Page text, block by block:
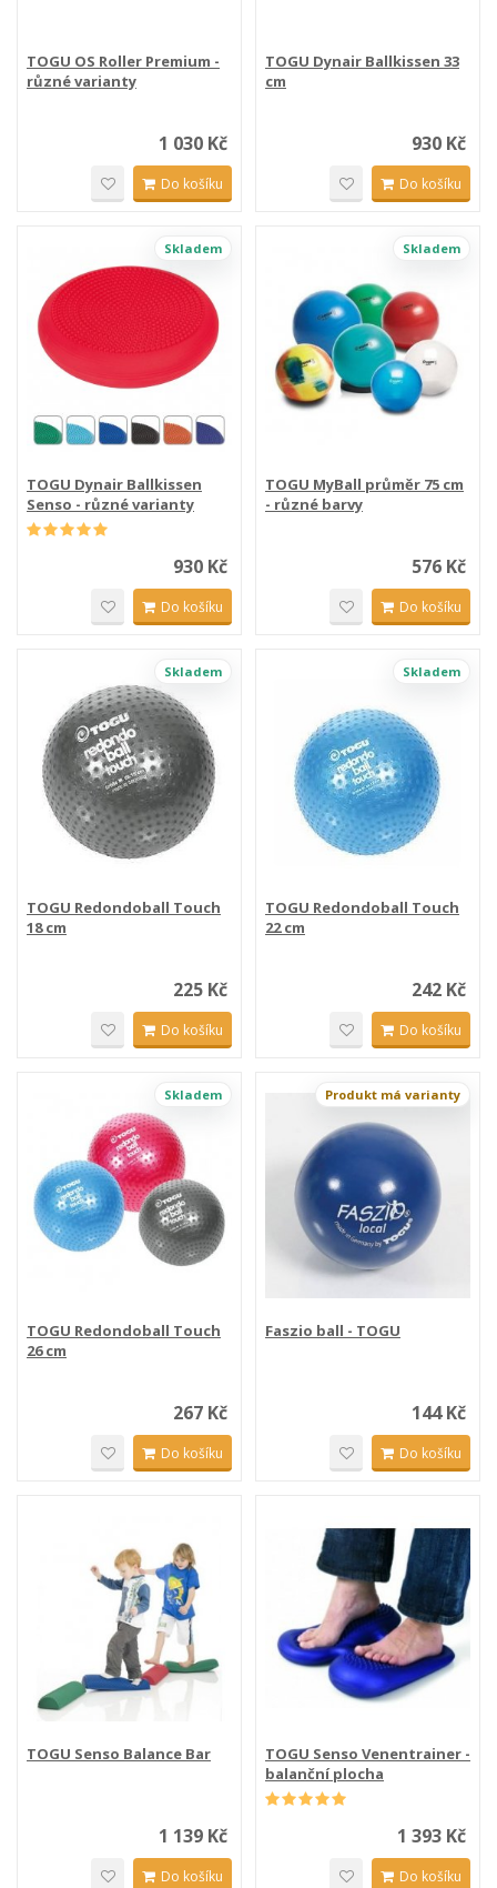
TOGU OS Roller Premium -
různé varianty
1 030 Kč
Do košíku
TOGU Dynair Ballkissen 33
cm
930 Kč
Do košíku
Skladem
TOGU Dynair Ballkissen
Senso - různé varianty
930 Kč
Do košíku
Skladem
TOGU MyBall průměr 75 cm
- různé barvy
576 Kč
Do košíku
Skladem
TOGU Redondoball Touch
18 cm
225 Kč
Do košíku
Skladem
TOGU Redondoball Touch
22 cm
242 Kč
Do košíku
Skladem
TOGU Redondoball Touch
26 cm
267 Kč
Do košíku
Produkt má varianty
Faszio ball - TOGU
144 Kč
Do košíku
TOGU Senso Balance Bar
1 139 Kč
Do košíku
TOGU Senso Venentrainer -
balanční plocha
1 393 Kč
Do košíku